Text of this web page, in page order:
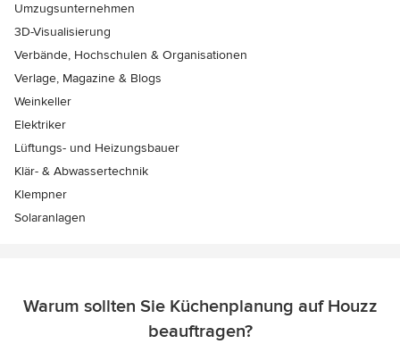
Umzugsunternehmen
3D-Visualisierung
Verbände, Hochschulen & Organisationen
Verlage, Magazine & Blogs
Weinkeller
Elektriker
Lüftungs- und Heizungsbauer
Klär- & Abwassertechnik
Klempner
Solaranlagen
Warum sollten Sie Küchenplanung auf Houzz
beauftragen?